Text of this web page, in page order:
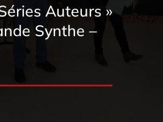
Auteurs »
Synthe –